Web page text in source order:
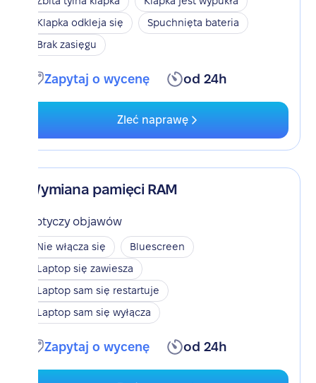
Klapka odkleja się
Spuchnięta bateria
Brak zasięgu
Zapytaj o wycenę od 24h
Zleć naprawę
Wymiana pamięci RAM
Dotyczy objawów
Nie włącza się
Bluescreen
Laptop się zawiesza
Laptop sam się restartuje
Laptop sam się wyłącza
Zapytaj o wycenę od 24h